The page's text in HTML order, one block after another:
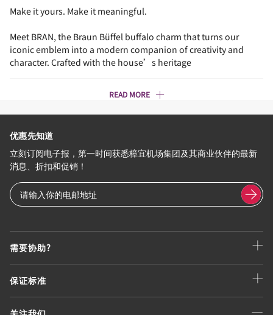
Make it yours. Make it meaningful.
Meet BRAN, the Braun Büffel buffalo charm that turns our
iconic emblem into a modern companion of creativity and
character. Crafted with the house’s heritage
READ MORE
需要协助?
保证标准
优惠先知道
立刻订阅电子报，第一时间获悉樟宜机场集团及其商业伙伴的最新
消息、折扣和促销！